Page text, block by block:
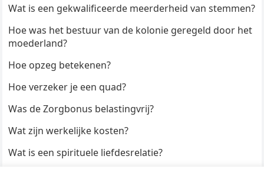
Wat is een gekwalificeerde meerderheid van stemmen?
Hoe was het bestuur van de kolonie geregeld door het
moederland?
Hoe opzeg betekenen?
Hoe verzeker je een quad?
Was de Zorgbonus belastingvrij?
Wat zijn werkelijke kosten?
Wat is een spirituele liefdesrelatie?